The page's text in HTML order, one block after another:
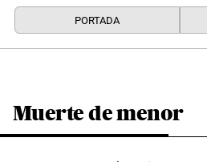
PORTADA
Muerte de menor